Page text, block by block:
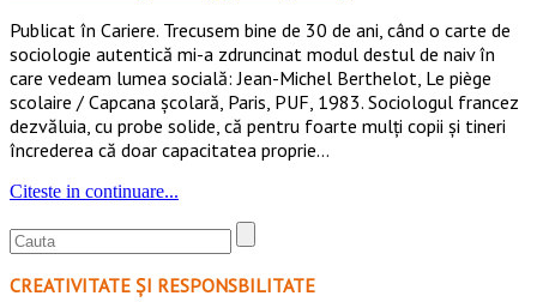
Publicat în Cariere. Trecusem bine de 30 de ani, când o carte de
sociologie autentică mi-a zdruncinat modul destul de naiv în
care vedeam lumea socială: Jean-Michel Berthelot, Le piège
scolaire / Capcana şcolară, Paris, PUF, 1983. Sociologul francez
dezvăluia, cu probe solide, că pentru foarte mulţi copii şi tineri
încrederea că doar capacitatea proprie…
Citeste in continuare...
CREATIVITATE ȘI RESPONSBILITATE